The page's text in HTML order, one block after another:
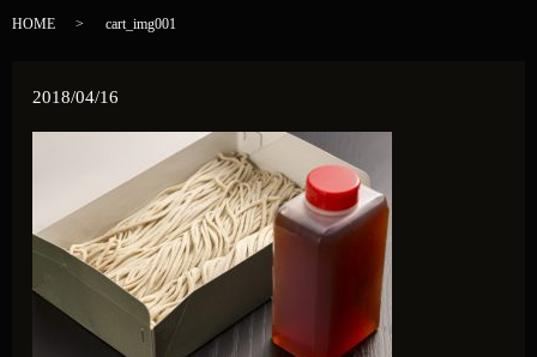
HOME cart_img001
2018/04/16